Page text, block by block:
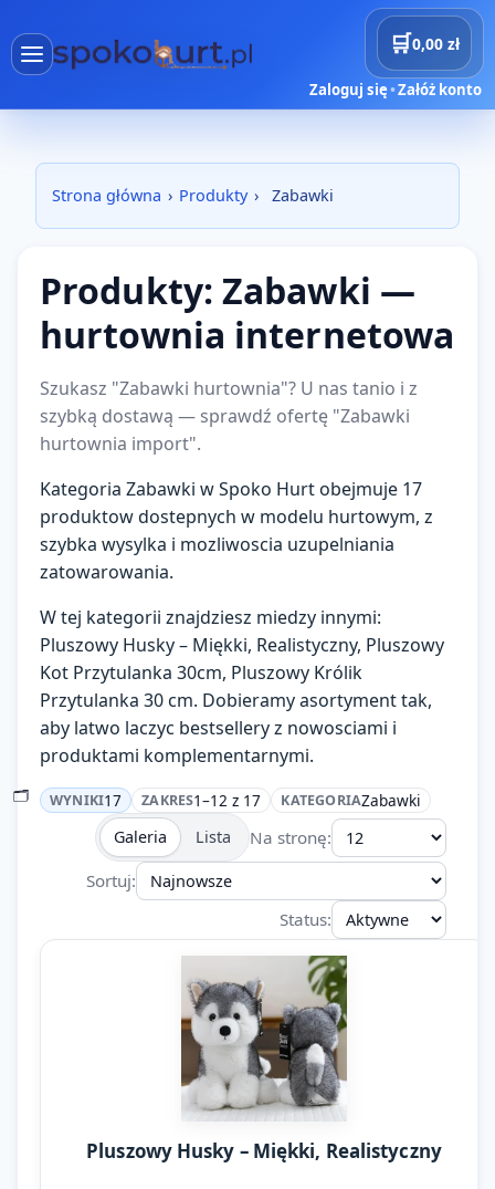
🛒0,00 zł
Zaloguj się•Załóż konto
Dostawy
Rezerwacje
Zaloguj się
Załóż konto
KATEGORIE
Ładowanie…
Strona główna › Produkty › Zabawki
Produkty: Zabawki —
hurtownia internetowa
Szukasz "Zabawki hurtownia"? U nas tanio i z
szybką dostawą — sprawdź ofertę "Zabawki
hurtownia import".
Kategoria Zabawki w Spoko Hurt obejmuje 17
produktow dostepnych w modelu hurtowym, z
szybka wysylka i mozliwoscia uzupelniania
zatowarowania.
W tej kategorii znajdziesz miedzy innymi:
Pluszowy Husky – Miękki, Realistyczny, Pluszowy
Kot Przytulanka 30cm, Pluszowy Królik
Przytulanka 30 cm. Dobieramy asortyment tak,
aby latwo laczyc bestsellery z nowosciami i
produktami komplementarnymi.
WYNIKI17 ZAKRES1–12 z 17
🗂️ KATEGORIAZabawki
Galeria
Lista
Na stronę:
Sortuj:
Status:
Pluszowy Husky – Miękki, Realistyczny